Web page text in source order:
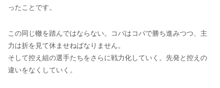
ったことです。
この同じ轍を踏んではならない。コパはコパで勝ち進みつつ、主
力は折を見て休ませねばなりません。
そして控え組の選手たちをさらに戦力化していく。先発と控えの
違いをなくしていく。